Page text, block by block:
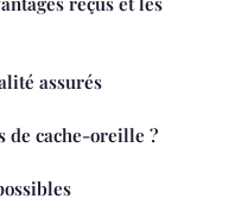
assurés
de cache-oreille ?